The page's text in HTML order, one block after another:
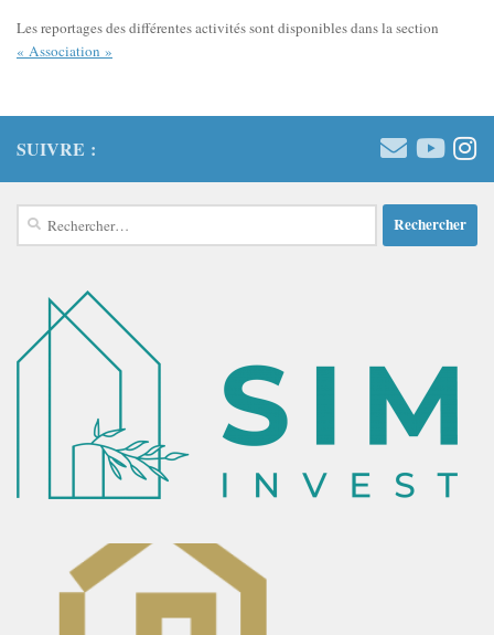
Les reportages des différentes activités sont disponibles dans la section
« Association »
SUIVRE :
Rechercher :